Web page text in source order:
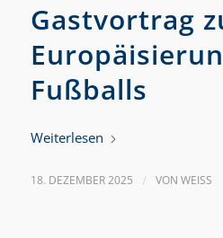
Gastvortrag
Fußballs
Weiterlesen
18. DEZEMBER 2025 / VON WEISS